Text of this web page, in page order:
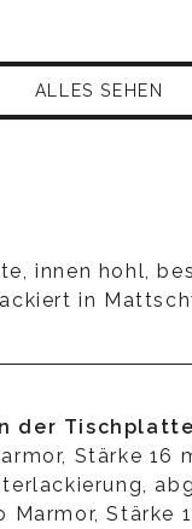
ALLES SEHEN
innen hohl,
in
der
Stärke 16
Marmor, Stärke